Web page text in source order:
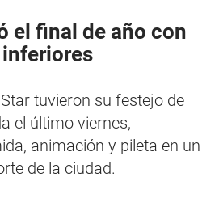
el final de año con
inferiores
tuvieron su festejo de
el último viernes,
animación y pileta en un
de la ciudad.